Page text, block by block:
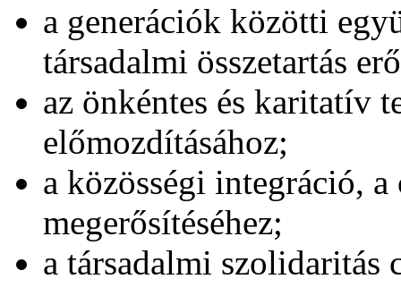
a generációk közötti
társadalmi összetartás
az önkéntes és karitatív
előmozdításához;
a közösségi integráció,
megerősítéséhez;
a társadalmi szolidaritás